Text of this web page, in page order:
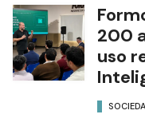
200
uso